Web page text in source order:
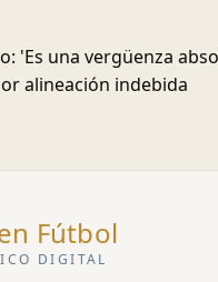
'Es una vergüenza
alineación indebida
Fútbol
DIGITAL